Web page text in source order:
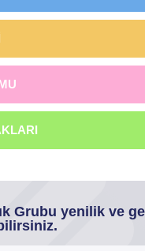
Grubu yenilik ve